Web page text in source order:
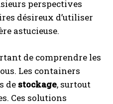
perspectives
désireux d’utiliser
astucieuse.
de comprendre les
Les containers
de stockage, surtout
Ces solutions